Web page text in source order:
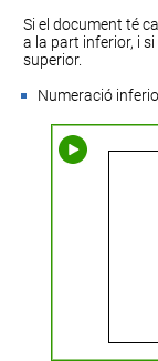
Si el document té
a la part inferior, i
superior.
Numeració